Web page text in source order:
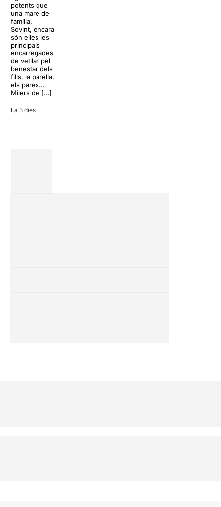
potents que
una mare de
família.
Sovint, encara
són elles les
principals
encarregades
de vetllar pel
benestar dels
fills, la parella,
els pares…
Milers de […]
Fa 3 dies